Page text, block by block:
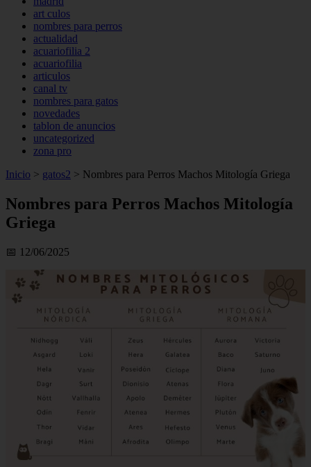
art culos
nombres para perros
actualidad
acuariofilia 2
acuariofilia
articulos
canal tv
nombres para gatos
novedades
tablon de anuncios
uncategorized
zona pro
Inicio > gatos2 > Nombres para Perros Machos Mitología Griega
Nombres para Perros Machos Mitología
Griega
📅 12/06/2025